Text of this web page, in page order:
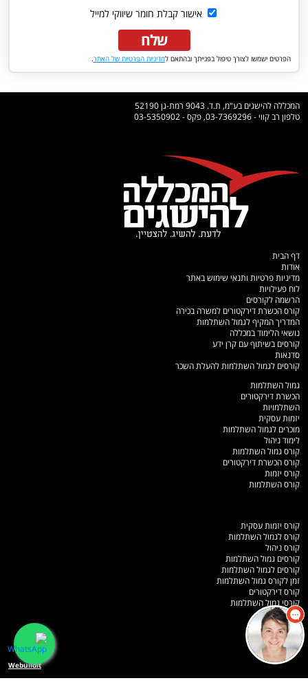
אישור קבלת חומר שיווקי למייל
שלח
הפרטים ישמשו לצורך טיפול בפנייתך ובהתאם למדיניות הפרטיות של האתר.
המכללה להישגים בע"מ, ת.ד. 9043 רמת-גן 52190
טלפון רב קווי - 03-7369296, פקס - 03-5350902
דף הבית
אודות
מדיניות פרטיות ותנאי שימוש באתר
לוח פעילויות
הרשמה לקורסים
קורס הכשרת דירקטורים למשרה בכירה
המדריך המקיף לגמול השתלמות
נושאי הלימוד במכללה
קורסים בשיתוף עם קרן ידע
סדנאות
קורסים לגמול השתלמות להעלת השכר
גמול השתלמות
הכשרת דירקטורים
השתלמויות
יזמות עסקית
מוכרים לגמול השתלמות
לימוד ניהול
קורס גמול השתלמות
קורס הכשרת דירקטורים
קורס יזמות
קורס השתלמות
קורס יזמות עסקית
קורס לגמול השתלמות
קורס ניהול
קורסים גמול השתלמות
קורסים לגמול השתלמות
זמן לקורס גמול השתלמות
קורס דירקטורים
קורסי גמול השתלמות
מפת אתר
תלמידים כותבים
Webuildit